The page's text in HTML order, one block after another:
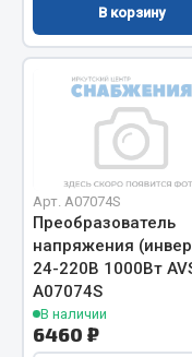
Тормозная система
Двигатель
Подвеска
Система питания
Система выпуска газа
Система охлаждения
Сцепление
Весь раздел
В корзину
Арт. A07074S
Преобразователь
напряжения
24-220В 1000Вт
A07074S
В наличии
6460 ₽